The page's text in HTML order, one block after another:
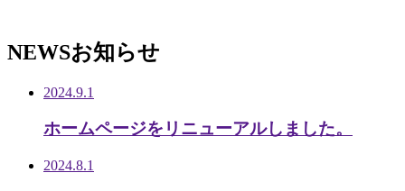
NEWSお知らせ
2024.9.1
ホームページをリニューアルしました。
2024.8.1